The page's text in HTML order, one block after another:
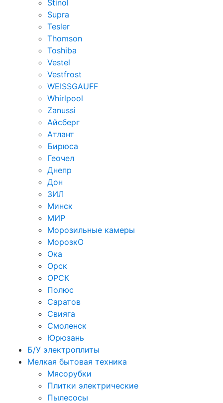
Stinol
Supra
Tesler
Thomson
Toshiba
Vestel
Vestfrost
WEISSGAUFF
Whirlpool
Zanussi
Айсберг
Атлант
Бирюса
Геочел
Днепр
Дон
ЗИЛ
Минск
МИР
Морозильные камеры
МорозкО
Ока
Орск
ОРСК
Полюс
Саратов
Свияга
Смоленск
Юрюзань
Б/У электроплиты
Мелкая бытовая техника
Мясорубки
Плитки электрические
Пылесосы